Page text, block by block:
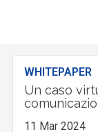
WHITEPAPER
Un caso
11 Mar 2024